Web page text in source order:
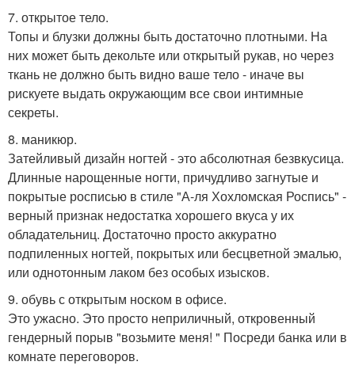
7. открытое тело.
Топы и блузки должны быть достаточно плотными. На
них может быть декольте или открытый рукав, но через
ткань не должно быть видно ваше тело - иначе вы
рискуете выдать окружающим все свои интимные
секреты.
8. маникюр.
Затейливый дизайн ногтей - это абсолютная безвкусица.
Длинные нарощенные ногти, причудливо загнутые и
покрытые росписью в стиле "А-ля Хохломская Роспись" -
верный признак недостатка хорошего вкуса у их
обладательниц. Достаточно просто аккуратно
подпиленных ногтей, покрытых или бесцветной эмалью,
или однотонным лаком без особых изысков.
9. обувь с открытым носком в офисе.
Это ужасно. Это просто неприличный, откровенный
гендерный порыв "возьмите меня! " Посреди банка или в
комнате переговоров.